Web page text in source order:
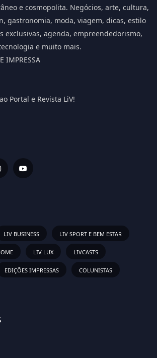
e cosmopolita. Negócios, arte, cultura,
gastronomia, moda, viagem, dicas, estilo
exclusivas, agenda, empreendedorismo,
e muito mais.
IMPRESSA
Portal e Revista LiV!
LIV BUSINESS LIV SPORT E BEM ESTAR
LIV LUX LIVCASTS
EDIÇÕES IMPRESSAS COLUNISTAS